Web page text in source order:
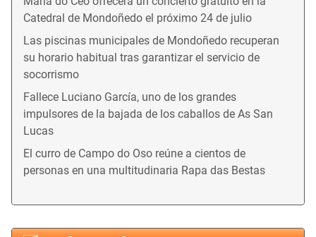
Catedral de Mondoñedo el próximo 24 de julio
Las piscinas municipales de Mondoñedo recuperan
su horario habitual tras garantizar el servicio de
socorrismo
Fallece Luciano García, uno de los grandes
impulsores de la bajada de los caballos de As San
Lucas
El curro de Campo do Oso reúne a cientos de
personas en una multitudinaria Rapa das Bestas